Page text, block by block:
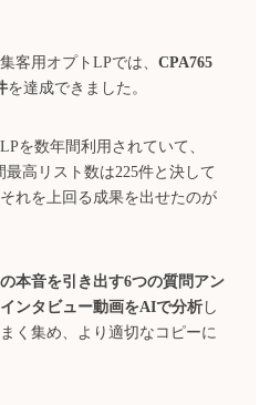
客用オプトLPでは、 CPA765
を達成できました。
を数年間利用されていて、
最高リスト数は225件と決して
れを上回る成果を出せたのが
本音を引き出す6つの質問アン
ンタビュー動画をAIで分析し
く集め、より適切なコピーに